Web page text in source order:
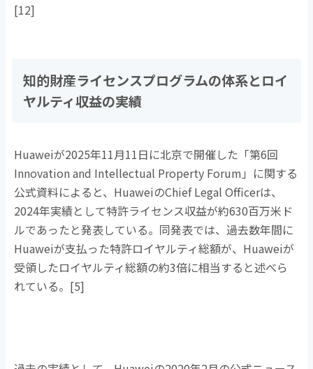
[12]
知的財産ライセンスプログラムの体系とロイ
ヤルティ収益の実績
Huaweiが2025年11月11日に北京で開催した「第6回
Innovation and Intellectual Property Forum 」に関する
公式資料によると、 HuaweiのChief Legal Officerは、
2024年実績として特許ライセンス収益が約630百万米ド
ルであったと発表している。同発表では、過去数年間に
Huaweiが支払った特許ロイヤルティ総額が、 Huaweiが
受領したロイヤルティ総額の約3倍に相当すると述べら
れている。 [5]